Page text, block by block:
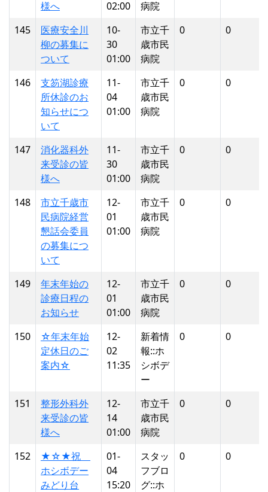
様へ
02:00
病院
145
医療安全川
柳の募集に
ついて
10-
30
01:00
市立千
歳市民
病院
0 0
146
支笏湖診療
所休診のお
知らせにつ
いて
11-
04
01:00
市立千
歳市民
病院
0 0
147
消化器科外
来受診の皆
様へ
11-
30
01:00
市立千
歳市民
病院
0 0
148
市立千歳市
民病院経営
懇話会委員
の募集につ
いて
12-
01
01:00
市立千
歳市民
病院
0 0
149
年末年始の
診療日程の
お知らせ
12-
01
01:00
市立千
歳市民
病院
0 0
150
☆年末年始
定休日のご
案内☆
12-
02
11:35
新着情
報::ホ
シボデ
ー
0 0
151
整形外科外
来受診の皆
様へ
12-
14
01:00
市立千
歳市民
病院
0 0
152
★☆★祝
ホシボデー
みどり台
01-
04
15:20
スタッ
フブロ
グ::ホ
0 0